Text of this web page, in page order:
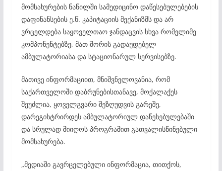
მომსახურების ნაწილში სამედიცინო დაწესებულებების
დაფინანსების ე.წ. კაპიტაციის მექანიზმს და არ
ვრცელდება საყოველთაო ჯანდაცვის სხვა რომელიმე
კომპონენტებზე, მათ შორის გადაუდებელ
ამბულატორიასა და სტაციონარულ სერვისებზე.
მათივე ინფორმაციით, მნიშვნელოვანია, რომ
საქართველოში დაბრუნებისთანავე, მოქალაქეს
შეუძლია, ყოველგვარი შეზღუდვის გარეშე,
დარეგისტრირდეს ამბულატორიულ დაწესებულებაში
და სრულად მიიღოს პროგრამით გათვალისწინებული
მომსახურება.
„მედიაში გავრცელებული ინფორმაცია, თითქოს,